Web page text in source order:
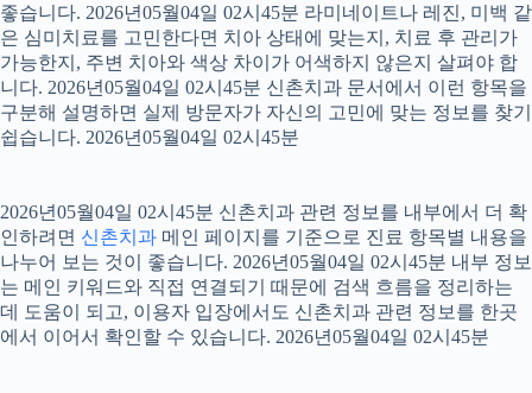
좋습니다. 2026년05월04일 02시45분 라미네이트나 레진, 미백 같
은 심미치료를 고민한다면 치아 상태에 맞는지, 치료 후 관리가
가능한지, 주변 치아와 색상 차이가 어색하지 않은지 살펴야 합
니다. 2026년05월04일 02시45분 신촌치과 문서에서 이런 항목을
구분해 설명하면 실제 방문자가 자신의 고민에 맞는 정보를 찾기
쉽습니다. 2026년05월04일 02시45분
2026년05월04일 02시45분 신촌치과 관련 정보를 내부에서 더 확
인하려면 신촌치과 메인 페이지를 기준으로 진료 항목별 내용을
나누어 보는 것이 좋습니다. 2026년05월04일 02시45분 내부 정보
는 메인 키워드와 직접 연결되기 때문에 검색 흐름을 정리하는
데 도움이 되고, 이용자 입장에서도 신촌치과 관련 정보를 한곳
에서 이어서 확인할 수 있습니다. 2026년05월04일 02시45분